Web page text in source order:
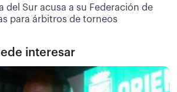
del Sur acusa a su Federación de
para árbitros de torneos
interesar